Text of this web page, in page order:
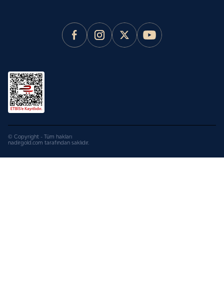
© Copyright - Tüm hakları
nadirgold.com tarafından saklıdır.